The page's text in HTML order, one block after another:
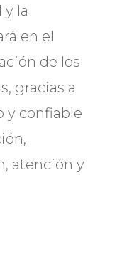
y la
en el
de los
gracias a
y confiable
atención y